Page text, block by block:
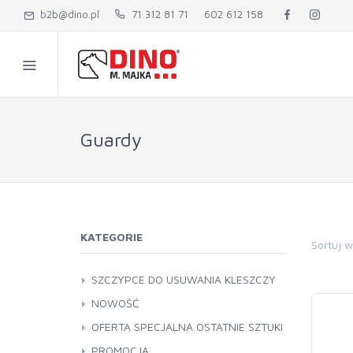
b2b@dino.pl 71 312 81 71 602 612 158
Guardy
Sortuj
KATEGORIE
SZCZYPCE DO USUWANIA KLESZCZY
NOWOŚĆ
OFERTA SPECJALNA OSTATNIE SZTUKI
PROMOCJA